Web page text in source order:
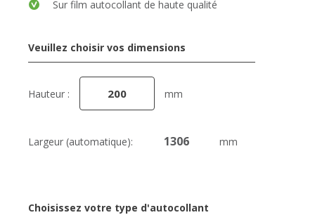
Sur film autocollant de haute qualité
Veuillez choisir vos dimensions
Hauteur : mm
Largeur (automatique): mm
Choisissez votre type d'autocollant